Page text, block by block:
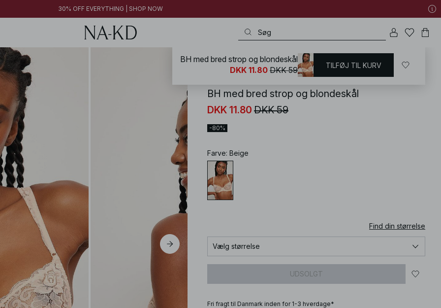
30% OFF EVERYTHING | SHOP NOW
/ Undertøj / Bh'er / Balconette-bh
BH med bred strop og blondeskål
DKK 11.80 DKK 59
-80%
Farve: Beige
Find din størrelse
Vælg størrelse
UDSOLGT
Fri fragt til Danmark inden for 1-3 hverdage*
BH med bred strop og blondeskål
DKK 11.80 DKK 59 TILFØJ TIL KURV